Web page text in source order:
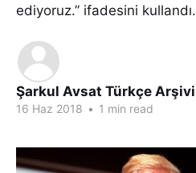
ediyoruz.” ifadesini kullandı.
Şarkul Avsat Türkçe Arşivi
16 Haz 2018 • 1 min read